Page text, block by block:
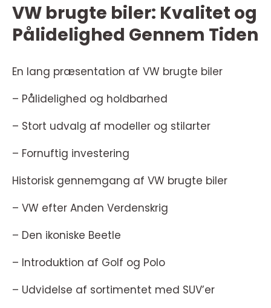
VW brugte biler: Kvalitet og
Pålidelighed Gennem Tiden
En lang præsentation af VW brugte biler
– Pålidelighed og holdbarhed
– Stort udvalg af modeller og stilarter
– Fornuftig investering
Historisk gennemgang af VW brugte biler
– VW efter Anden Verdenskrig
– Den ikoniske Beetle
– Introduktion af Golf og Polo
– Udvidelse af sortimentet med SUV’er